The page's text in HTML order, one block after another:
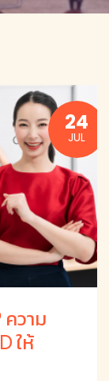
24
JUL
วาม
ให้